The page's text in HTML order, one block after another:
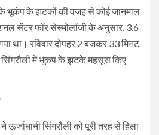
कि भूकंप के झटकों की वजह से कोई जानमाल
सेंटर फॉर सेस्मोलॉजी के अनुसार, 3.6
था। रविवार दोपहर 2 बजकर 33 मिनट
में भूंकप के झटके महसूस किए
सिंगरौली को पूरी तरह से हिला